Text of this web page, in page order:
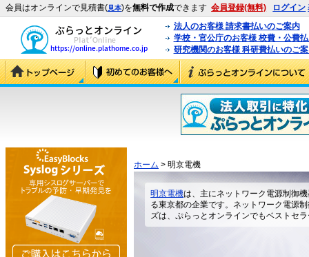
会員はオンラインで見積書(見本)を無料で作成できます 会員登録(無料) ログイン
法人のお客様 請求書払いのご案内
学校・官公庁のお客様 校費・公費
研究機関のお客様 科研費払いのご
ホーム > 明京電機
明京電機は、主にネットワーク電源制御
る東京都の企業です。ネットワーク電源
ズは、ぷらっとオンラインでもベストセ